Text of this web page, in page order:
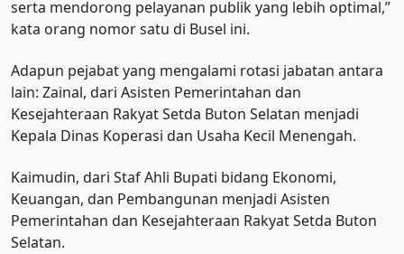
serta mendorong pelayanan publik yang lebih optimal,”
kata orang nomor satu di Busel ini.
Adapun pejabat yang mengalami rotasi jabatan antara
lain: Zainal, dari Asisten Pemerintahan dan
Kesejahteraan Rakyat Setda Buton Selatan menjadi
Kepala Dinas Koperasi dan Usaha Kecil Menengah.
Kaimudin, dari Staf Ahli Bupati bidang Ekonomi,
Keuangan, dan Pembangunan menjadi Asisten
Pemerintahan dan Kesejahteraan Rakyat Setda Buton
Selatan.